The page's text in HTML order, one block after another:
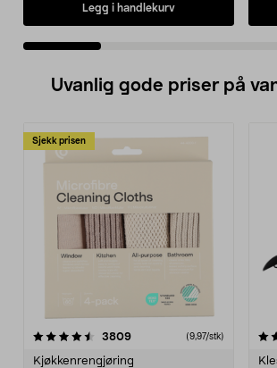
Legg i handlekurv
Uvanlig gode priser på
Sjekk prisen
3809anmeldelser(9,97/stk)
Kjøkkenrengjøring
4.5av 5 stjerner